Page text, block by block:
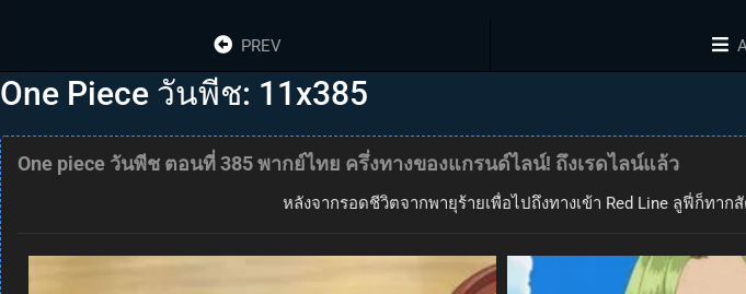
PREV
One Piece วันพีช: 11x385
One piece วันพีช ตอนที่ 385 พากย์ไทย ครึ่งทางของแกรนด์ไลน์! ถึงเรดไลน์แล้ว
หลังจากรอดชีวิตจากพายุร้ายเพื่อไปถึงทางเข้า Red Line ลูฟี่ก็ทา